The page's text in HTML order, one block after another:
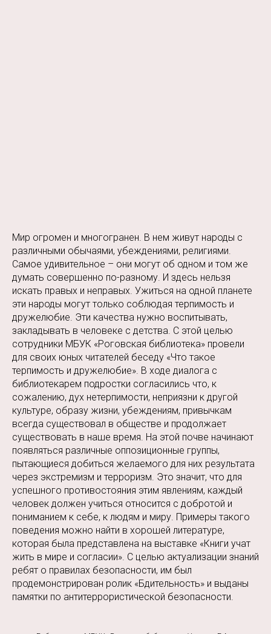
Мир огромен и многогранен. В нем живут народы с
различными обычаями, убеждениями, религиями.
Самое удивительное – они могут об одном и том же
думать совершенно по-разному. И здесь нельзя
искать правых и неправых. Ужиться на одной планете
эти народы могут только соблюдая терпимость и
дружелюбие. Эти качества нужно воспитывать,
закладывать в человеке с детства. С этой целью
сотрудники МБУК «Роговская библиотека» провели
для своих юных читателей беседу «Что такое
терпимость и дружелюбие». В ходе диалога с
библиотекарем подростки согласились что, к
сожалению, дух нетерпимости, неприязни к другой
культуре, образу жизни, убеждениям, привычкам
всегда существовал в обществе и продолжает
существовать в наше время. На этой почве начинают
появляться различные оппозиционные группы,
пытающиеся добиться желаемого для них результата
через экстремизм и терроризм. Это значит, что для
успешного противостояния этим явлениям, каждый
человек должен учиться относится с добротой и
пониманием к себе, к людям и миру. Примеры такого
поведения можно найти в хорошей литературе,
которая была представлена на выставке «Книги учат
жить в мире и согласии». С целью актуализации знаний
ребят о правилах безопасности, им был
продемонстрирован ролик «Бдительность» и выданы
памятки по антитеррористической безопасности.